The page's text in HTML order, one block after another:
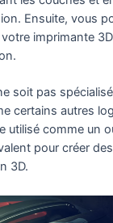
Ensuite, vous
imprimante
soit pas
certains autres
utilisé comme un
pour créer
3D.